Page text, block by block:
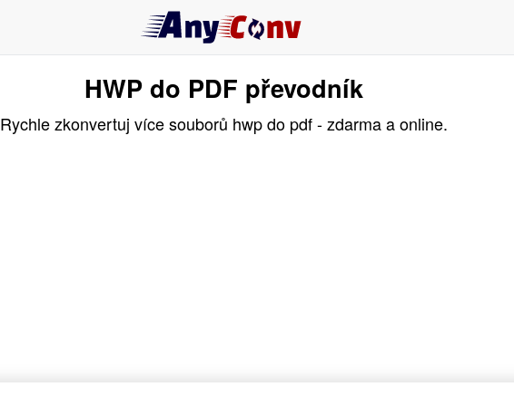
HWP do PDF převodník
Rychle zkonvertuj více souborů hwp do pdf - zdarma a online.